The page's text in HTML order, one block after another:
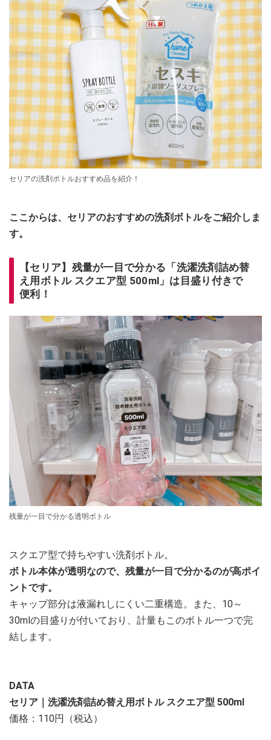
セリアの洗剤ボトルおすすめ品を紹介！
ここからは、セリアのおすすめの洗剤ボトルをご紹介しま
す。
【セリア】残量が一目で分かる「洗濯洗剤詰め替
え用ボトル スクエア型 500ml」は目盛り付きで
便利！
残量が一目で分かる透明ボトル
スクエア型で持ちやすい洗剤ボトル。
ボトル本体が透明なので、残量が一目で分かるのが高ポイ
ントです。
キャップ部分は液漏れしにくい二重構造。また、10～
30mlの目盛りが付いており、計量もこのボトル一つで完
結します。
DATA
セリア｜洗濯洗剤詰め替え用ボトル スクエア型 500ml
価格：110円（税込）